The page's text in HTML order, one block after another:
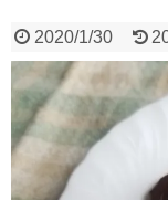
2020/1/30